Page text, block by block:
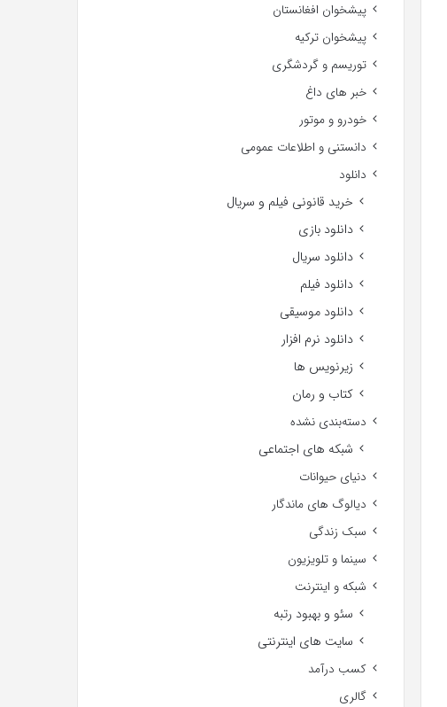
پیشخوان افغانستان
پیشخوان ترکیه
توریسم و گردشگری
خبر های داغ
خودرو و موتور
دانستنی و اطلاعات عمومی
دانلود
خرید قانونی فیلم و سریال
دانلود بازی
دانلود سریال
دانلود فیلم
دانلود موسیقی
دانلود نرم افزار
زیرنویس ها
کتاب و رمان
دسته‌بندی نشده
شبکه های اجتماعی
دنیای حیوانات
دیالوگ های ماندگار
سبک زندگی
سینما و تلویزیون
شبکه و اینترنت
سئو و بهبود رتبه
سایت های اینترنتی
کسب درآمد
گالری